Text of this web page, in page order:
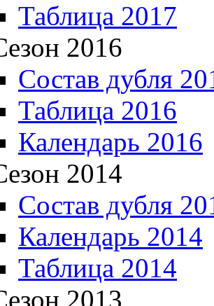
Таблица 2017
2016
Состав дубля
Таблица 2016
Календарь 2016
2014
Состав дубля
Календарь 2014
Таблица 2014
2013